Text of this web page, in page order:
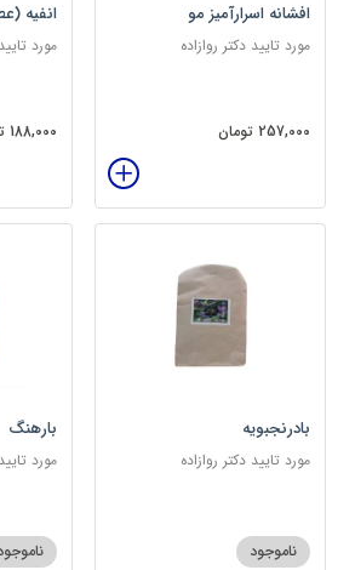
افشانه اسرارآمیز مو
مورد تایید دکتر روازاده
257,000 تومان
انفیه
مورد
188,000 تومان
بادرنجبویه
مورد تایید دکتر روازاده
ناموجود
بارهنگ
مورد